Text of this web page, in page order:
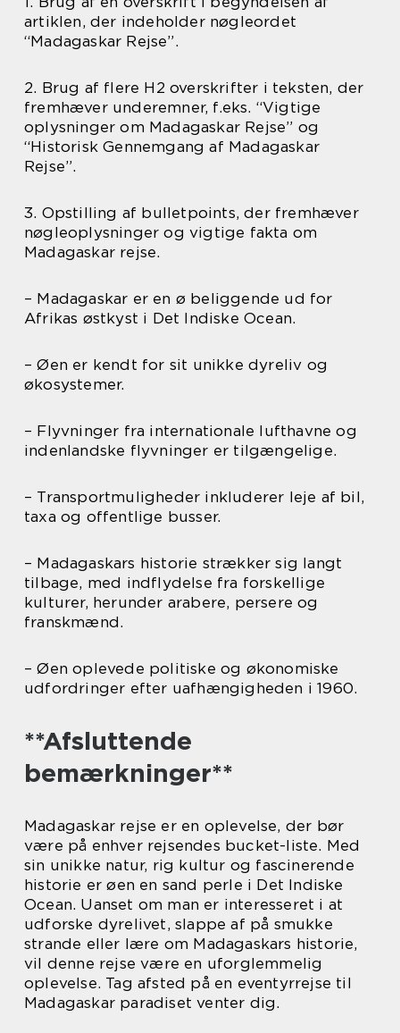
artiklen, der indeholder nøgleordet
“Madagaskar Rejse”.
2. Brug af flere H2 overskrifter i teksten, der
fremhæver underemner, f.eks. “Vigtige
oplysninger om Madagaskar Rejse” og
“Historisk Gennemgang af Madagaskar
Rejse”.
3. Opstilling af bulletpoints, der fremhæver
nøgleoplysninger og vigtige fakta om
Madagaskar rejse.
– Madagaskar er en ø beliggende ud for
Afrikas østkyst i Det Indiske Ocean.
– Øen er kendt for sit unikke dyreliv og
økosystemer.
– Flyvninger fra internationale lufthavne og
indenlandske flyvninger er tilgængelige.
– Transportmuligheder inkluderer leje af bil,
taxa og offentlige busser.
– Madagaskars historie strækker sig langt
tilbage, med indflydelse fra forskellige
kulturer, herunder arabere, persere og
franskmænd.
– Øen oplevede politiske og økonomiske
udfordringer efter uafhængigheden i 1960.
**Afsluttende
bemærkninger**
Madagaskar rejse er en oplevelse, der bør
være på enhver rejsendes bucket-liste. Med
sin unikke natur, rig kultur og fascinerende
historie er øen en sand perle i Det Indiske
Ocean. Uanset om man er interesseret i at
udforske dyrelivet, slappe af på smukke
strande eller lære om Madagaskars historie,
vil denne rejse være en uforglemmelig
oplevelse. Tag afsted på en eventyrrejse til
Madagaskar paradiset venter dig.